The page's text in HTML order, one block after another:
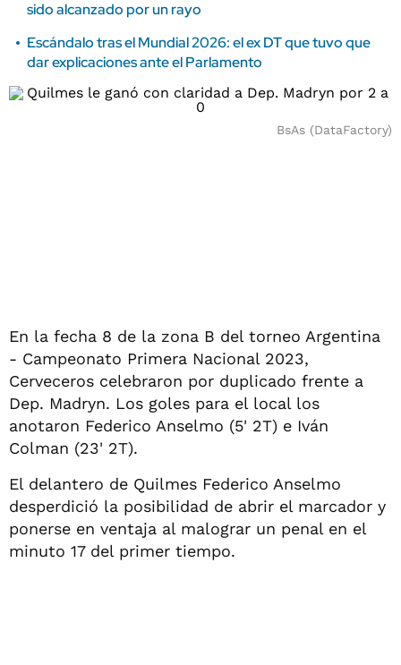
sido alcanzado por un rayo
Escándalo tras el Mundial 2026: el ex DT que tuvo que
dar explicaciones ante el Parlamento
BsAs (DataFactory)
En la fecha 8 de la zona B del torneo Argentina
- Campeonato Primera Nacional 2023,
Cerveceros celebraron por duplicado frente a
Dep. Madryn. Los goles para el local los
anotaron Federico Anselmo (5' 2T) e Iván
Colman (23' 2T).
El delantero de Quilmes Federico Anselmo
desperdició la posibilidad de abrir el marcador y
ponerse en ventaja al malograr un penal en el
minuto 17 del primer tiempo.